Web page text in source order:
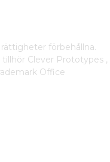
förbehållna.
Clever Prototypes ,
Office